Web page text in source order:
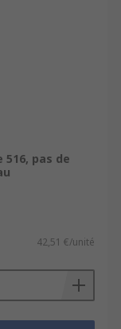
516, pas de
42,51 €/unité